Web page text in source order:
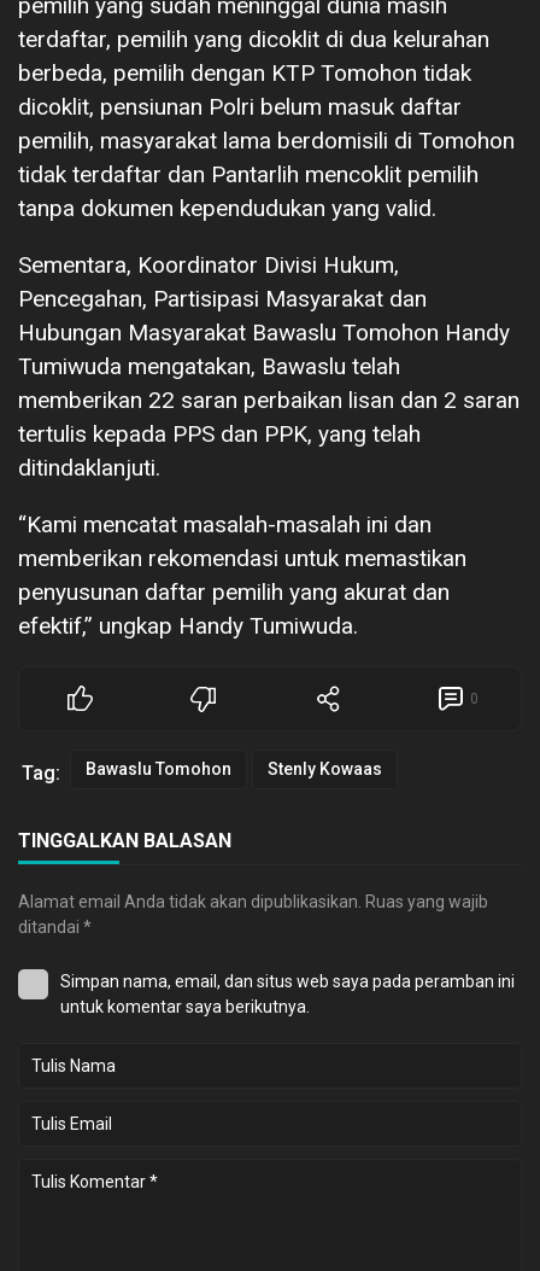
pemilih yang sudah meninggal dunia masih
terdaftar, pemilih yang dicoklit di dua kelurahan
berbeda, pemilih dengan KTP Tomohon tidak
dicoklit, pensiunan Polri belum masuk daftar
pemilih, masyarakat lama berdomisili di Tomohon
tidak terdaftar dan Pantarlih mencoklit pemilih
tanpa dokumen kependudukan yang valid.
Sementara, Koordinator Divisi Hukum,
Pencegahan, Partisipasi Masyarakat dan
Hubungan Masyarakat Bawaslu Tomohon Handy
Tumiwuda mengatakan, Bawaslu telah
memberikan 22 saran perbaikan lisan dan 2 saran
tertulis kepada PPS dan PPK, yang telah
ditindaklanjuti.
“Kami mencatat masalah-masalah ini dan
memberikan rekomendasi untuk memastikan
penyusunan daftar pemilih yang akurat dan
efektif,” ungkap Handy Tumiwuda.
0
Tag: Bawaslu Tomohon Stenly Kowaas
TINGGALKAN BALASAN
Alamat email Anda tidak akan dipublikasikan. Ruas yang wajib
ditandai *
Simpan nama, email, dan situs web saya pada peramban ini
untuk komentar saya berikutnya.